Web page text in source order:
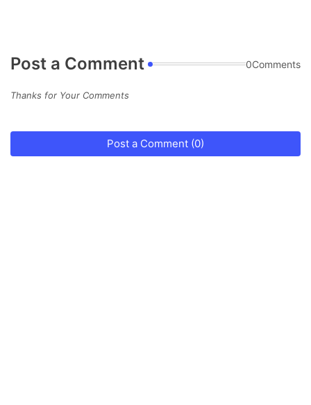
Post a Comment 0Comments
Thanks for Your Comments
Post a Comment (0)